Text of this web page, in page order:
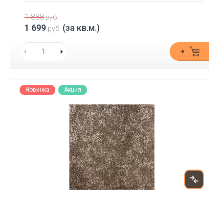
1 888руб.
1 699 руб. (за кв.м.)
Новинка Акция